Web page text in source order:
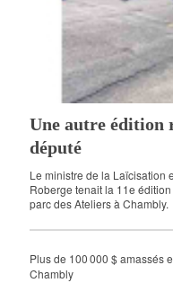
Une autre édition
député
Le ministre de la Laïcisation
Roberge tenait la 11e
parc des Ateliers à Chambly.
Plus de 100 000 $ amassés
Chambly